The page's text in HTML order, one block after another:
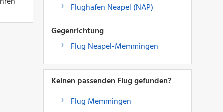
Flughafen Neapel (NAP)
Gegenrichtung
Flug Neapel-Memmingen
Keinen passenden Flug gefunden?
Flug Memmingen